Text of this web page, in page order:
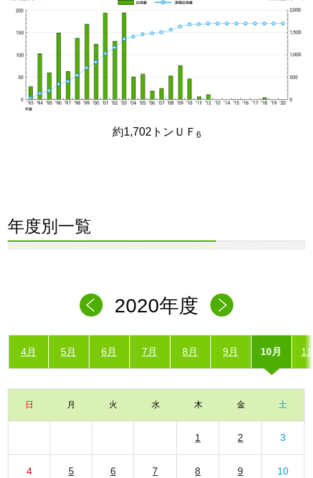
約1,702トンＵＦ 6
年度別一覧
2020年度
4月 5月 6月 7月 8月 9月 10月
日 月 火 水 木 金 土
1 2 3
4 5 6 7 8 9 10